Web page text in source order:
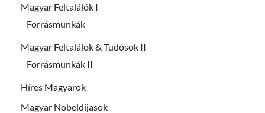
Magyar Feltalálók I
Forrásmunkák
Magyar Feltalálok & Tudósok II
Forrásmunkák II
Híres Magyarok
Magyar Nobeldíjasok